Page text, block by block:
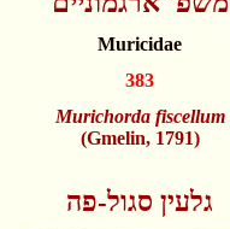
Muricidae
383
Murichorda fiscellum
(Gmelin, 1791)
גלעין סגול-פה